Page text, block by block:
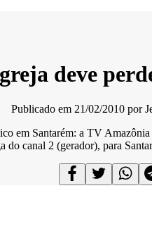
deve
Publicado em 21/02/2010 por
em Santarém: a TV
do canal 2 (gerador), para